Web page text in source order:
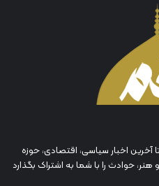
اخبار سیاسی، اقتصادی، حوزه
حوادث را با شما به اشتراک بگذارد